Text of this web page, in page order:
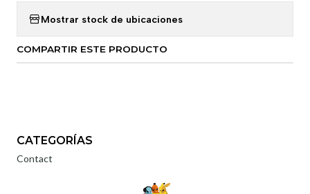
Mostrar stock de ubicaciones
COMPARTIR ESTE PRODUCTO
CATEGORÍAS
Contact